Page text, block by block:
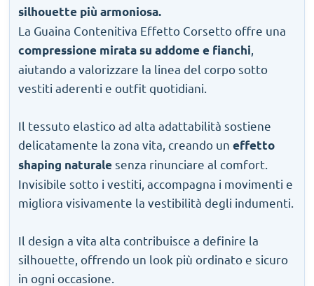
silhouette più armoniosa.
La Guaina Contenitiva Effetto Corsetto offre una
compressione mirata su addome e fianchi
aiutando a valorizzare la linea del corpo sotto
vestiti aderenti e outfit quotidiani.
Il tessuto elastico ad alta adattabilità sostiene
delicatamente la zona vita, creando un effetto
shaping naturale senza rinunciare al comfort.
Invisibile sotto i vestiti, accompagna i movimenti e
migliora visivamente la vestibilità degli indumenti.
Il design a vita alta contribuisce a definire la
silhouette, offrendo un look più ordinato e sicuro
in ogni occasione.